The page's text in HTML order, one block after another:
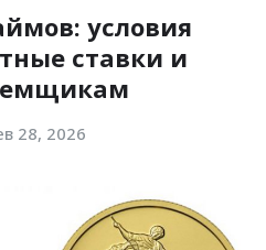
условия
ставки и
28, 2026